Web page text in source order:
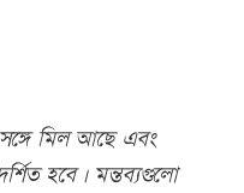
মিল আছে এবং
হবে। মন্তব্যগুলো